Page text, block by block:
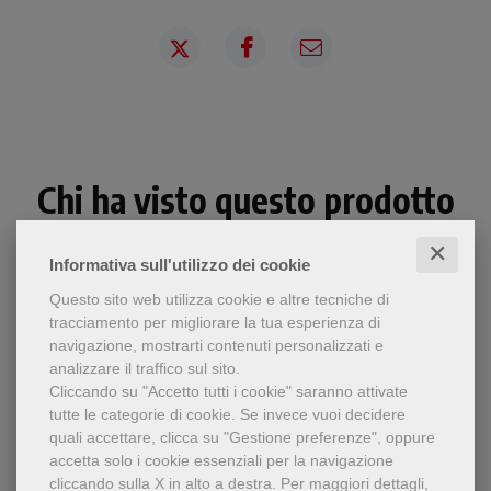
Informativa sull'utilizzo dei cookie ✕
Questo sito web utilizza cookie e altre tecniche di
tracciamento per migliorare la tua esperienza di
navigazione, mostrarti contenuti personalizzati e
analizzare il traffico sul sito.
Cliccando su "Accetto tutti i cookie" saranno attivate
tutte le categorie di cookie. Se invece vuoi decidere
quali accettare, clicca su "Gestione preferenze", oppure
accetta solo i cookie essenziali per la navigazione
cliccando sulla X in alto a destra. Per maggiori dettagli,
Chi ha visto questo prodotto